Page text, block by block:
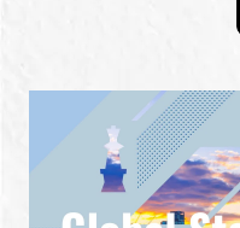
プログラム